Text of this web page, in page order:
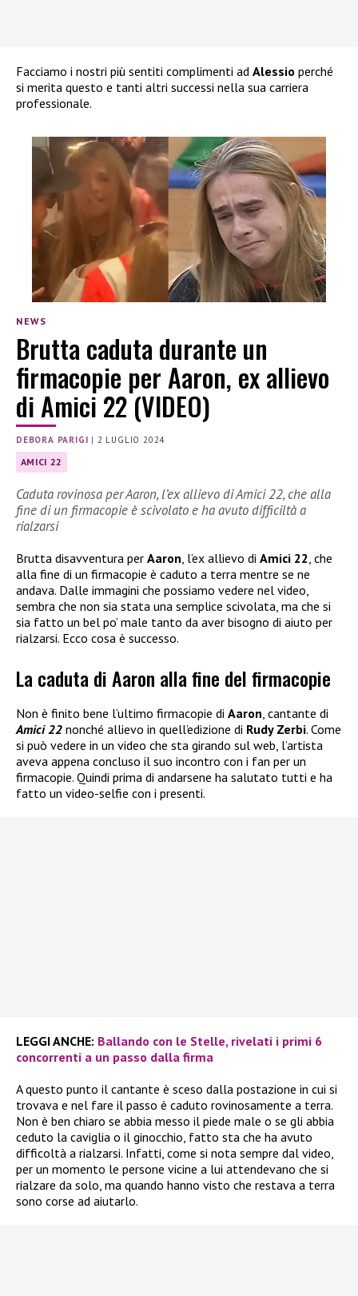
Facciamo i nostri più sentiti complimenti ad Alessio perché
si merita questo e tanti altri successi nella sua carriera
professionale.
NEWS
Brutta caduta durante un
firmacopie per Aaron, ex allievo
di Amici 22 (VIDEO)
DEBORA PARIGI | 2 LUGLIO 2024
AMICI 22
Caduta rovinosa per Aaron, l’ex allievo di Amici 22, che alla
fine di un firmacopie è scivolato e ha avuto difficiltà a
rialzarsi
Brutta disavventura per Aaron, l’ex allievo di Amici 22, che
alla fine di un firmacopie è caduto a terra mentre se ne
andava. Dalle immagini che possiamo vedere nel video,
sembra che non sia stata una semplice scivolata, ma che si
sia fatto un bel po’ male tanto da aver bisogno di aiuto per
rialzarsi. Ecco cosa è successo.
La caduta di Aaron alla fine del firmacopie
Non è finito bene l’ultimo firmacopie di Aaron, cantante di
Amici 22 nonché allievo in quell’edizione di Rudy Zerbi. Come
si può vedere in un video che sta girando sul web, l’artista
aveva appena concluso il suo incontro con i fan per un
firmacopie. Quindi prima di andarsene ha salutato tutti e ha
fatto un video-selfie con i presenti.
LEGGI ANCHE: Ballando con le Stelle, rivelati i primi 6
concorrenti a un passo dalla firma
A questo punto il cantante è sceso dalla postazione in cui si
trovava e nel fare il passo è caduto rovinosamente a terra.
Non è ben chiaro se abbia messo il piede male o se gli abbia
ceduto la caviglia o il ginocchio, fatto sta che ha avuto
difficoltà a rialzarsi. Infatti, come si nota sempre dal video,
per un momento le persone vicine a lui attendevano che si
rialzare da solo, ma quando hanno visto che restava a terra
sono corse ad aiutarlo.